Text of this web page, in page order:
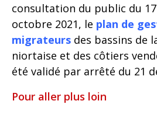
consultation du public du
octobre 2021, le plan de
migrateurs des bassins de
niortaise et des côtiers
été validé par arrêté du 21
Pour aller plus loin